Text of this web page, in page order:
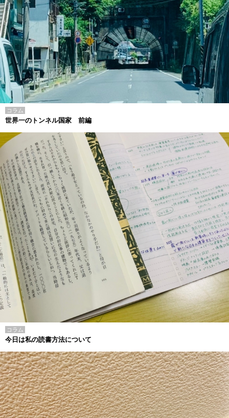
コラム
世界一のトンネル国家 前編
コラム
今日は私の読書方法について